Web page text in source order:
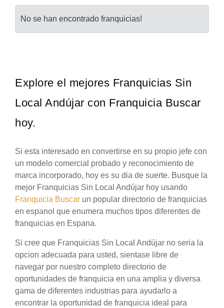
No se han encontrado franquicias!
Explore el mejores Franquicias Sin
Local Andújar con Franquicia Buscar
hoy.
Si esta interesado en convertirse en su propio jefe con
un modelo comercial probado y reconocimiento de
marca incorporado, hoy es su dia de suerte. Busque la
mejor Franquicias Sin Local Andújar hoy usando
Franquicia Buscar un popular directorio de franquicias
en espanol que enumera muchos tipos diferentes de
franquicias en Espana.
Si cree que Franquicias Sin Local Andújar no seria la
opcion adecuada para usted, sientase libre de
navegar por nuestro completo directorio de
oportunidades de franquicia en una amplia y diversa
gama de diferentes industrias para ayudarlo a
encontrar la oportunidad de franquicia ideal para